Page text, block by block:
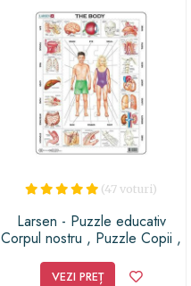
(47 voturi)
Larsen - Puzzle educativ
Corpul nostru , Puzzle Copii ,
engleza, piese 35
VEZI PREȚ